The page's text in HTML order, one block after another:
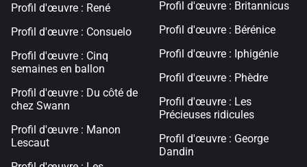
Profil d'œuvre : René
Profil d'œuvre : Consuelo
Profil d'œuvre : Cinq
semaines en ballon
Profil d'œuvre : Du côté de
chez Swann
Profil d'œuvre : Manon
Lescaut
Profil d'œuvre : Britannicus
Profil d'œuvre : Bérénice
Profil d'œuvre : Iphigénie
Profil d'œuvre : Phèdre
Profil d'œuvre : Les
Précieuses ridicules
Profil d'œuvre : George
Dandin